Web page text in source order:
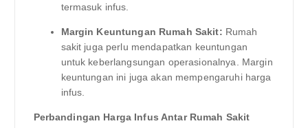
termasuk infus.
Margin Keuntungan Rumah Sakit: Rumah
sakit juga perlu mendapatkan keuntungan
untuk keberlangsungan operasionalnya. Margin
keuntungan ini juga akan mempengaruhi harga
infus.
Perbandingan Harga Infus Antar Rumah Sakit